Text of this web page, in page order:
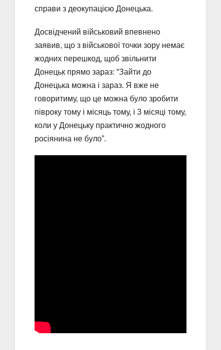
справи з деокупацією Донецька.
Досвідчений військовий впевнено
заявив, що з військової точки зору немає
жодних перешкод, щоб звільнити
Донецьк прямо зараз: “Зайти до
Донецька можна і зараз. Я вже не
говоритиму, що це можна було зробити
півроку тому і місяць тому, і 3 місяці тому,
коли у Донецьку практично жодного
росіянина не було”.